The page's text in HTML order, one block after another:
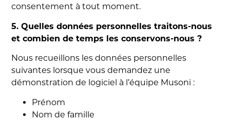
consentement à tout moment.
5. Quelles données personnelles traitons-nous
et combien de temps les conservons-nous ?
Nous recueillons les données personnelles
suivantes lorsque vous demandez une
démonstration de logiciel à l’équipe Musoni :
Prénom
Nom de famille